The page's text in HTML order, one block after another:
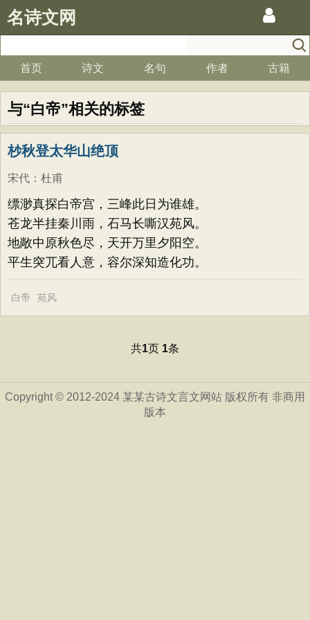
名诗文网
首页 诗文 名句 作者 古籍
与“白帝”相关的标签
杪秋登太华山绝顶
宋代 ： 杜甫
缥渺真探白帝宫，三峰此日为谁雄。
苍龙半挂秦川雨，石马长嘶汉苑风。
地敞中原秋色尽，天开万里夕阳空。
平生突兀看人意，容尔深知造化功。
白帝 苑风
共1页 1条
Copyright © 2012-2024 某某古诗文言文网站 版权所有 非商用
版本